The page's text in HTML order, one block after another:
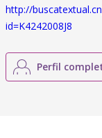
http://
id=K4242008J8
Perfil